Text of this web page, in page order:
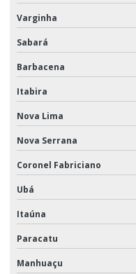
Varginha
Sabará
Barbacena
Itabira
Nova Lima
Nova Serrana
Coronel Fabriciano
Ubá
Itaúna
Paracatu
Manhuaçu